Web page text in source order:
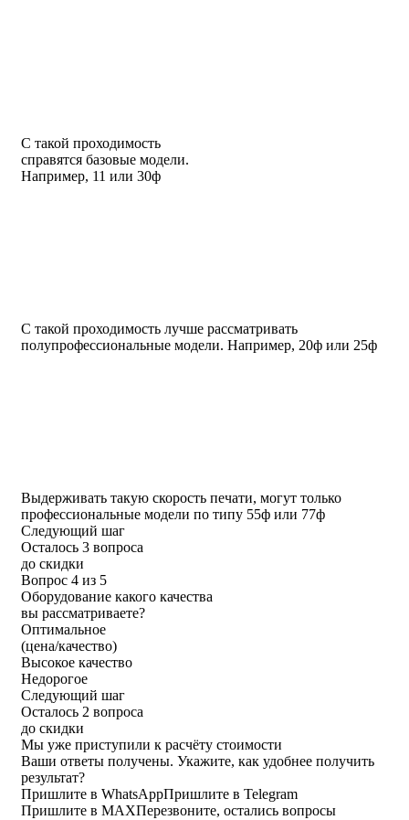
С такой проходимость
справятся базовые модели.
Например, 11 или 30ф
С такой проходимость лучше рассматривать
полупрофессиональные модели. Например, 20ф или 25ф
Выдерживать такую скорость печати, могут только
профессиональные модели по типу 55ф или 77ф
Следующий шаг
Осталось 3 вопроса
до скидки
Вопрос 4 из 5
Оборудование какого качества
вы рассматриваете?
Оптимальное
(цена/качество)
Высокое качество
Недорогое
Следующий шаг
Осталось 2 вопроса
до скидки
Мы уже приступили к расчёту стоимости
Ваши ответы получены. Укажите, как удобнее получить
результат?
Пришлите в WhatsAppПришлите в Telegram
Пришлите в MAXПерезвоните, остались вопросы